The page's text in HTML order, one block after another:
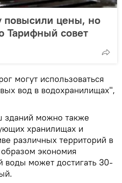
повысили цены, но
Тарифный совет
могут использоваться
вод в водохранилищах",
можно также
хранилищах и
различных территорий в
экономия
воды может достигать 30-